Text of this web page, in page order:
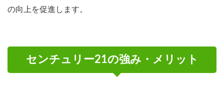
の向上を促進します。
センチュリー21の強み・メリット